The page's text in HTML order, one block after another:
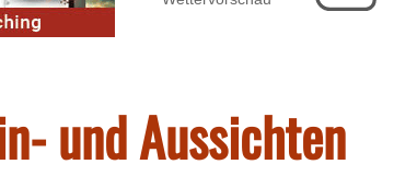
und Aussichten